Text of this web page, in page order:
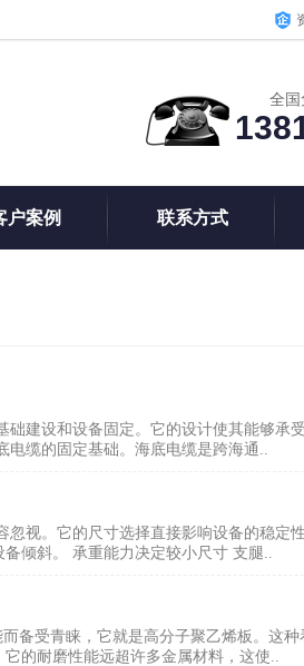
全国
户案例 联系方式
建设和设备固定。它的设计使其能够承
电缆的固定基础。海底电缆是跨海通..
视。它的尺寸选择直接影响设备的稳定
倾斜。 承重能力决定较小尺寸 支腿..
备受青睐，它就是高分子聚乙烯板。这种
的耐磨性能远超许多金属材料，这使..